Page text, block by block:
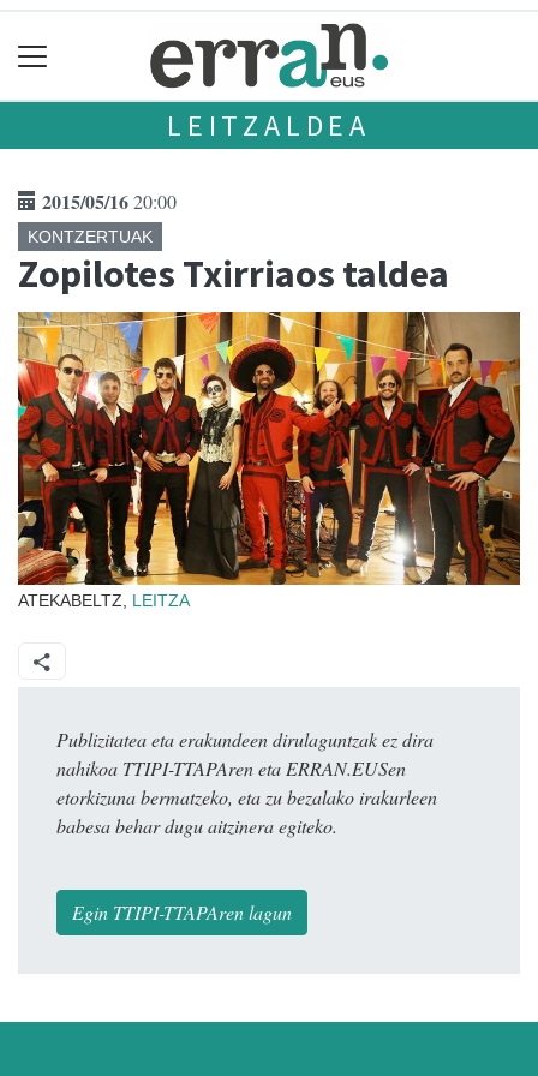
LEITZALDEA
2015/05/1620:00
KONTZERTUAK
Zopilotes Txirriaos taldea
ATEKABELTZ, LEITZA
Publizitatea eta erakundeen dirulaguntzak ez dira
nahikoa TTIPI-TTAPAren eta ERRAN.EUSen
etorkizuna bermatzeko, eta zu bezalako irakurleen
babesa behar dugu aitzinera egiteko.
Egin TTIPI-TTAPAren lagun